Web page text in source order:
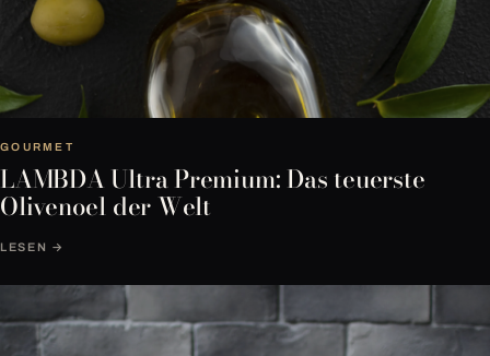
GOURMET
LAMBDA Ultra Premium: Das teuerste
Olivenoel der Welt
LESEN →